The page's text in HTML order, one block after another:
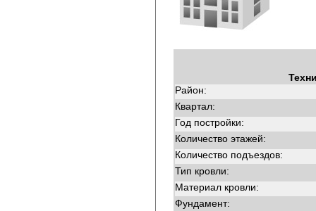
Район:
Квартал:
Год постройки:
Количество этажей:
Количество подъездов:
Тип кровли:
Материал кровли:
Фундамент: